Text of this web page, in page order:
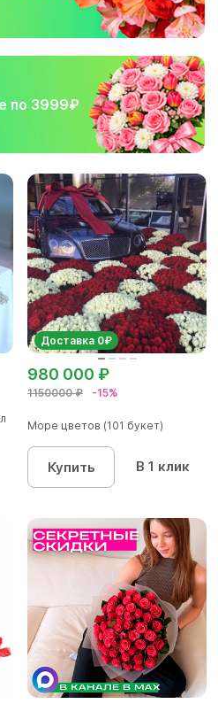
по 3999₽
Доставка 0₽
1150000 ₽ -15%
980 000 ₽
Море цветов (101 букет)
Купить В 1 клик